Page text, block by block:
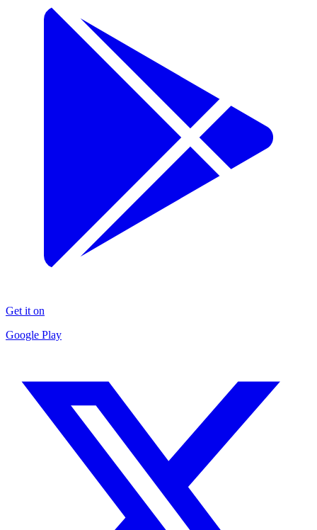
Get it on
Google Play